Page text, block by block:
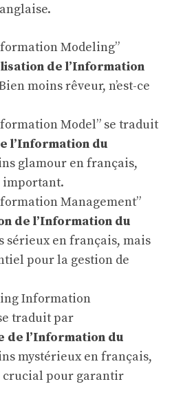
Modeling”
de l’Information
moins rêveur, n’est-ce
Model” se traduit
l’Information du
glamour en français,
important.
Management”
de l’Information du
sérieux en français, mais
pour la gestion de
Information
traduit par
de l’Information du
mystérieux en français,
crucial pour garantir